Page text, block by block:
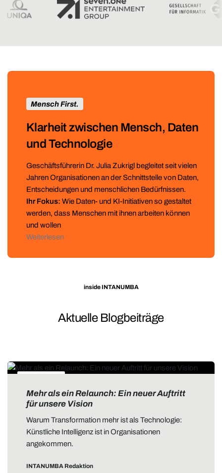
Mensch First.
Klarheit zwischen Mensch, Daten
und Technologie
Geschäftsführerin Dr. Julia Zukrigl begleitet seit vielen
Jahren Organisationen an der Schnittstelle von Daten,
Entscheidungen und menschlichen Bedürfnissen.
Ihr Fokus: Wie Daten- und KI-Initiativen so gestaltet
werden, dass Menschen mit ihnen arbeiten können
und wollen
Weiterlesen
inside INTANUMBA
Aktuelle Blogbeiträge
Mehr als ein Relaunch: Ein neuer Auftritt
für unsere Vision
Warum Transformation mehr ist als Technologie:
Künstliche Intelligenz ist in Organisationen
angekommen.
INTANUMBA Redaktion